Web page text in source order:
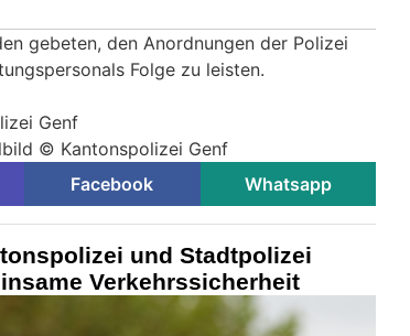
gebeten, den Anordnungen der Polizei
Folge zu leisten.
Genf
© Kantonspolizei Genf
Facebook Whatsapp
und Stadtpolizei
Verkehrssicherheit